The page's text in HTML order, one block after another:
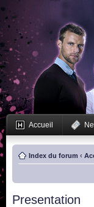
Accueil
Index du forum ‹
Presentation